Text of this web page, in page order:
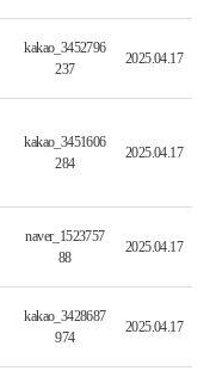
kakao_3452796
237
2025.04.17
kakao_3451606
284
2025.04.17
naver_1523757
88
2025.04.17
kakao_3428687
974
2025.04.17